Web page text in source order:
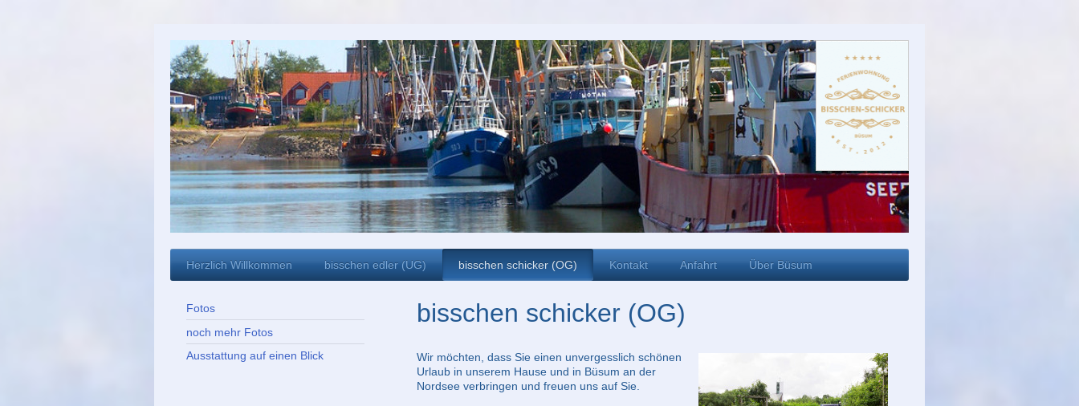
Herzlich Willkommen bisschen edler (UG) bisschen schicker (OG) Kontakt Anfahrt Über Büsum
bisschen schicker (OG)
Wir möchten, dass Sie einen unvergesslich schönen
Urlaub in unserem Hause und in Büsum an der
Nordsee verbringen und freuen uns auf Sie.
Fotos
noch mehr Fotos
Ausstattung auf einen Blick